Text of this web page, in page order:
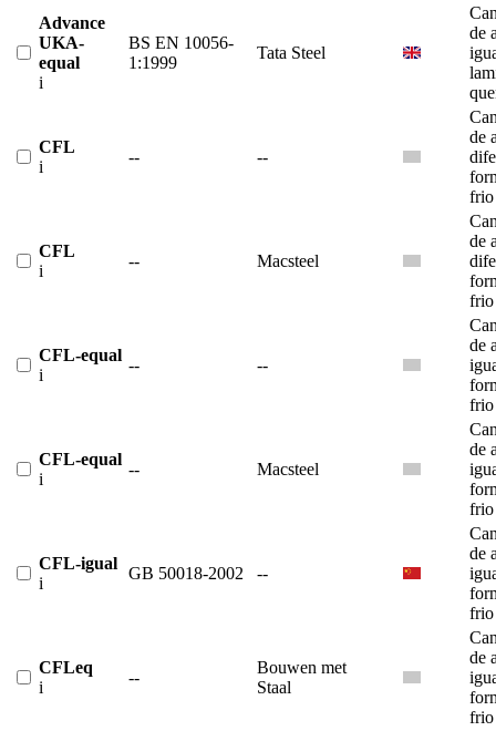
Advance
UKA-
equal
i
BS EN 10056-
1:1999
Tata Steel
de
CFL
i
-- --
de
frio
CFL
i
-- Macsteel
de
frio
CFL-equal
i
-- --
de
frio
CFL-equal
i
-- Macsteel
de
frio
CFL-igual
i
GB 50018-2002 --
de
frio
CFLeq
i
--
Bouwen met
Staal
de
frio